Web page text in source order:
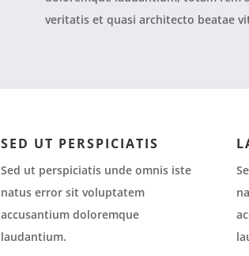
veritatis et quasi architecto beatae
SED UT PERSPICIATIS
Sed ut perspiciatis unde omnis iste
natus error sit voluptatem
accusantium doloremque
laudantium.